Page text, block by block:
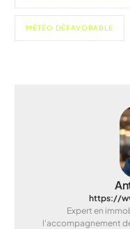
MÉTÉO DÉFAVORABLE
https://
Expert en
l'accompagnement